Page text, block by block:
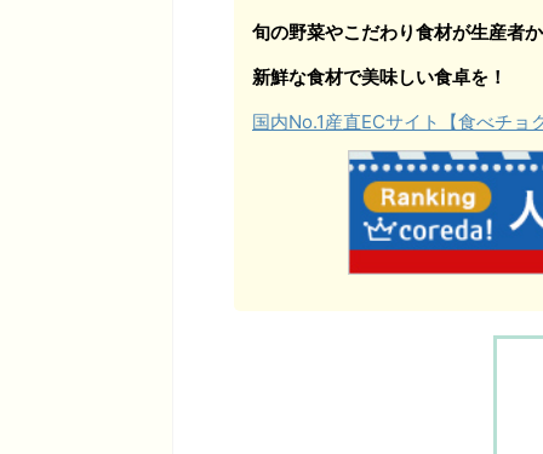
旬の野菜やこだわり食材が生産者
新鮮な食材で美味しい食卓を！
国内No.1産直ECサイト【食べチ